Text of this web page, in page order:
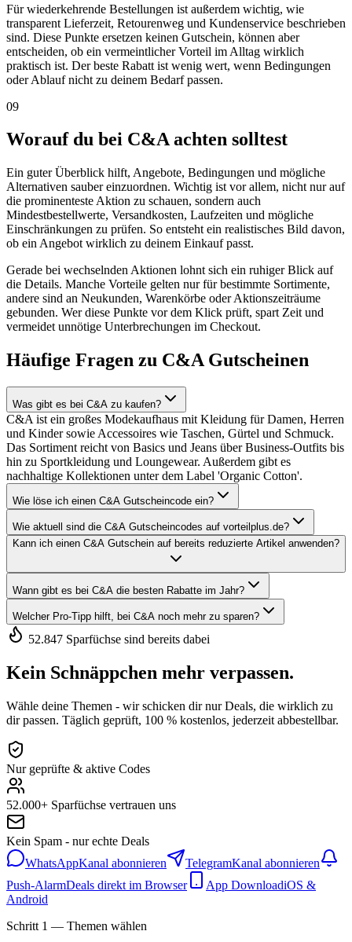
Für wiederkehrende Bestellungen ist außerdem wichtig, wie
transparent Lieferzeit, Retourenweg und Kundenservice beschrieben
sind. Diese Punkte ersetzen keinen Gutschein, können aber
entscheiden, ob ein vermeintlicher Vorteil im Alltag wirklich
praktisch ist. Der beste Rabatt ist wenig wert, wenn Bedingungen
oder Ablauf nicht zu deinem Bedarf passen.
09
Worauf du bei C&A achten solltest
Ein guter Überblick hilft, Angebote, Bedingungen und mögliche
Alternativen sauber einzuordnen. Wichtig ist vor allem, nicht nur auf
die prominenteste Aktion zu schauen, sondern auch
Mindestbestellwerte, Versandkosten, Laufzeiten und mögliche
Einschränkungen zu prüfen. So entsteht ein realistisches Bild davon,
ob ein Angebot wirklich zu deinem Einkauf passt.
Gerade bei wechselnden Aktionen lohnt sich ein ruhiger Blick auf
die Details. Manche Vorteile gelten nur für bestimmte Sortimente,
andere sind an Neukunden, Warenkörbe oder Aktionszeiträume
gebunden. Wer diese Punkte vor dem Klick prüft, spart Zeit und
vermeidet unnötige Unterbrechungen im Checkout.
Häufige Fragen zu C&A Gutscheinen
Was gibt es bei C&A zu kaufen?
C&A ist ein großes Modekaufhaus mit Kleidung für Damen, Herren
und Kinder sowie Accessoires wie Taschen, Gürtel und Schmuck.
Das Sortiment reicht von Basics und Jeans über Business-Outfits bis
hin zu Sportkleidung und Loungewear. Außerdem gibt es
nachhaltige Kollektionen unter dem Label 'Organic Cotton'.
Wie löse ich einen C&A Gutscheincode ein?
Wie aktuell sind die C&A Gutscheincodes auf vorteilplus.de?
Kann ich einen C&A Gutschein auf bereits reduzierte Artikel anwenden?
Wann gibt es bei C&A die besten Rabatte im Jahr?
Welcher Pro-Tipp hilft, bei C&A noch mehr zu sparen?
52.847 Sparfüchse sind bereits dabei
Kein Schnäppchen mehr verpassen.
Wähle deine Themen - wir schicken dir nur Deals, die wirklich zu
dir passen. Täglich geprüft, 100 % kostenlos, jederzeit abbestellbar.
Nur geprüfte & aktive Codes
52.000+ Sparfüchse vertrauen uns
Kein Spam - nur echte Deals
WhatsAppKanal abonnieren TelegramKanal abonnieren
Push-AlarmDeals direkt im Browser App DownloadiOS &
Android
Schritt 1 — Themen wählen